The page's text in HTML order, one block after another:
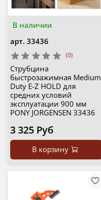
В наличии
арт. 33436
(0)
Струбцина
быстрозажимная Medium
Duty E-Z HOLD для
средних условий
эксплуатации 900 мм
PONY JORGENSEN 33436
3 325 Руб
В корзину